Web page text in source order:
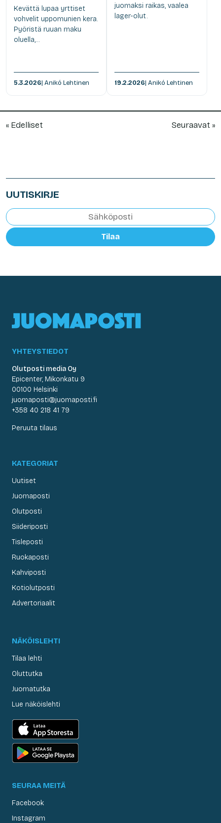
Kevättä lupaa yrttiset
vohvelit uppomunien kera.
Pyöristä ruuan maku
oluella,...
5.3.2026| Anikó Lehtinen
juomaksi raikas, vaalea
lager-olut.
19.2.2026| Anikó Lehtinen
« Edelliset Seuraavat »
UUTISKIRJE
Tilaa
YHTEYSTIEDOT
Olutposti media Oy
Epicenter, Mikonkatu 9
00100 Helsinki
juomaposti@juomaposti.fi
+358 40 218 41 79
Peruuta tilaus
KATEGORIAT
Uutiset
Juomaposti
Olutposti
Siideriposti
Tisleposti
Ruokaposti
Kahviposti
Kotiolutposti
Advertoriaalit
NÄKÖISLEHTI
Tilaa lehti
Oluttutka
Juomatutka
Lue näköislehti
SEURAA MEITÄ
Facebook
Instagram